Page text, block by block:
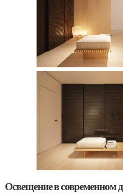
Освещение в современном